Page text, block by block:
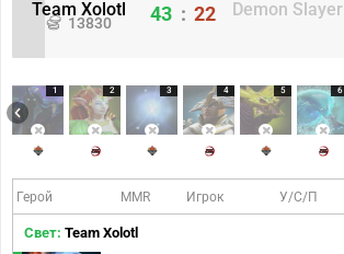
Team Xolotl
13830
Demon Slayer
43 : 22
1 2 3 4 5 6
Герой MMR Игрок У/С/П
Свет: Team Xolotl